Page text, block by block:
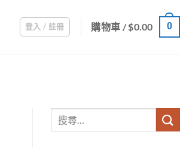
登入 / 註冊 購物車 /$0.00 0